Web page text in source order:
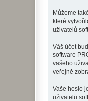
Můžeme
které
uživatelů
Váš účet
software
vašeho
veřejně
Vaše heslo
uživatelů